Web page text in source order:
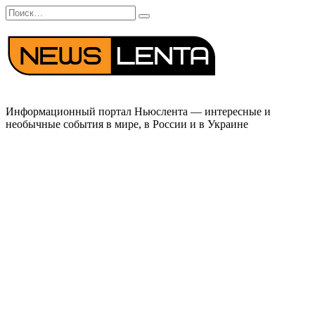
Перейти
к
содержанию
Search
for:
Информационный портал Ньюслента — интересные и
необычные события в мире, в России и в Украине